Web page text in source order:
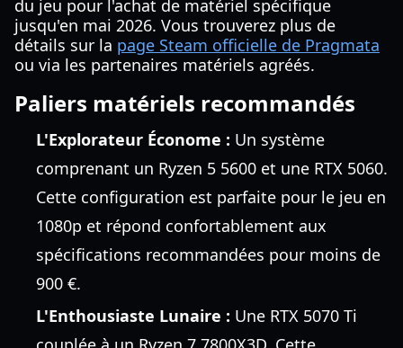
du jeu pour l'achat de matériel spécifique
jusqu'en mai 2026. Vous trouverez plus de
détails sur la page Steam officielle de Pragmata
ou via les partenaires matériels agréés.
Paliers matériels recommandés
L'Explorateur Économe : Un système
comprenant un Ryzen 5 5600 et une RTX 5060.
Cette configuration est parfaite pour le jeu en
1080p et répond confortablement aux
spécifications recommandées pour moins de
900 €.
L'Enthousiaste Lunaire : Une RTX 5070 Ti